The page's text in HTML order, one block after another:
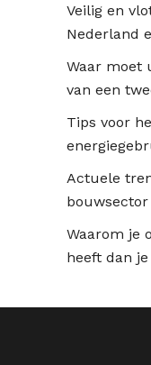
Veilig en
Nederland
Waar moet
van een
Tips voor
Actuele
bouwsector
Waarom je
heeft dan